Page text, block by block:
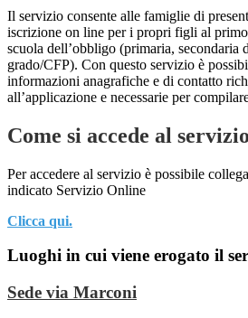
Il servizio consente alle famiglie di
iscrizione on line per i propri figli al
scuola dell’obbligo (primaria, secondaria
grado/CFP). Con questo servizio è
informazioni anagrafiche e di contatto
all’applicazione e necessarie per
Come si accede al servizio
Per accedere al servizio è possibile
indicato Servizio Online
Clicca qui.
Luoghi in cui viene erogato il
Sede via Marconi